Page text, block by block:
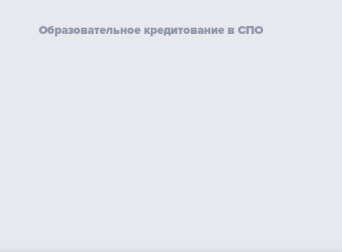
Образовательное кредитование в СПО